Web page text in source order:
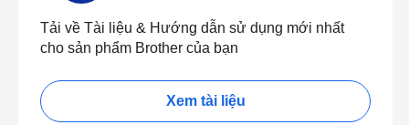
Tải về Tài liệu & Hướng dẫn sử dụng mới nhất
cho sản phẩm Brother của bạn
Xem tài liệu